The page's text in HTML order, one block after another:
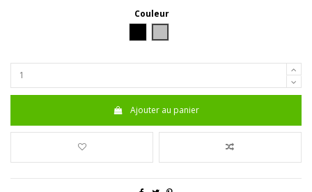
Couleur
Ajouter au panier